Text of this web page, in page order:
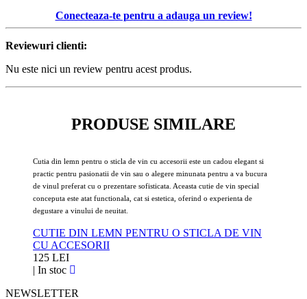
Conecteaza-te pentru a adauga un review!
Reviewuri clienti:
Nu este nici un review pentru acest produs.
PRODUSE SIMILARE
Cutia din lemn pentru o sticla de vin cu accesorii este un cadou elegant si
practic pentru pasionatii de vin sau o alegere minunata pentru a va bucura
de vinul preferat cu o prezentare sofisticata. Aceasta cutie de vin special
conceputa este atat functionala, cat si estetica, oferind o experienta de
degustare a vinului de neuitat.
CUTIE DIN LEMN PENTRU O STICLA DE VIN
CU ACCESORII
125 LEI
| In stoc
NEWSLETTER